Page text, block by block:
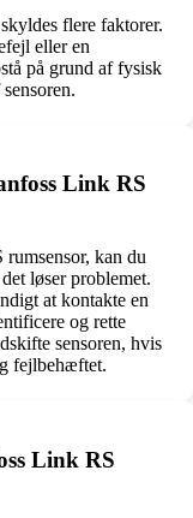
flere faktorer.
eller en
på grund af fysisk
Link RS
kan du
løser problemet.
at kontakte en
og rette
sensoren, hvis
fejlbehæftet.
Link RS